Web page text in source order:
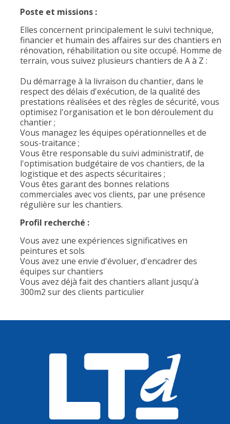
Poste et missions :
Elles concernent principalement le suivi technique,
financier et humain des affaires sur des chantiers en
rénovation, réhabilitation ou site occupé. Homme de
terrain, vous suivez plusieurs chantiers de A à Z :
Du démarrage à la livraison du chantier, dans le
respect des délais d'exécution, de la qualité des
prestations réalisées et des règles de sécurité, vous
optimisez l'organisation et le bon déroulement du
chantier ;
Vous managez les équipes opérationnelles et de
sous-traitance ;
Vous être responsable du suivi administratif, de
l'optimisation budgétaire de vos chantiers, de la
logistique et des aspects sécuritaires ;
Vous êtes garant des bonnes relations
commerciales avec vos clients, par une présence
régulière sur les chantiers.
Profil recherché :
Vous avez une expériences significatives en
peintures et sols
Vous avez une envie d'évoluer, d'encadrer des
équipes sur chantiers
Vous avez déjà fait des chantiers allant jusqu'à
300m2 sur des clients particulier